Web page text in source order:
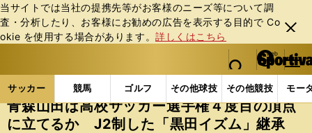
当サイトでは当社の提携先等がお客様のニーズ等について調
査・分析したり、お客様にお勧めの広告を表⽰する⽬的で Co
okie を使⽤する場合があります。詳しくはこちら
閉じ
る
web Sportiva (webスポルティーバ)
検索
マイペ
ー
ジ
メニュ
サッカー 競馬 ゴルフ その他球技 その他競技 モー
ス
ポ
ル
サッカーの記事一覧 Jリーグ他 高校・ユース 青
青森山田は高校サッカー選手権４度目の頂点
に立てるか J2制した「黒田イズム」継承